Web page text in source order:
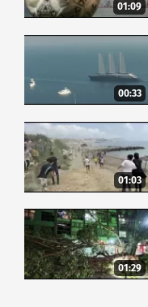
01:09
00:33
01:03
01:29